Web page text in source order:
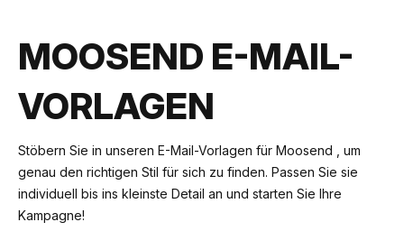
MOOSEND E-MAIL-
VORLAGEN
Stöbern Sie in unseren E-Mail-Vorlagen für Moosend , um
genau den richtigen Stil für sich zu finden. Passen Sie sie
individuell bis ins kleinste Detail an und starten Sie Ihre
Kampagne!